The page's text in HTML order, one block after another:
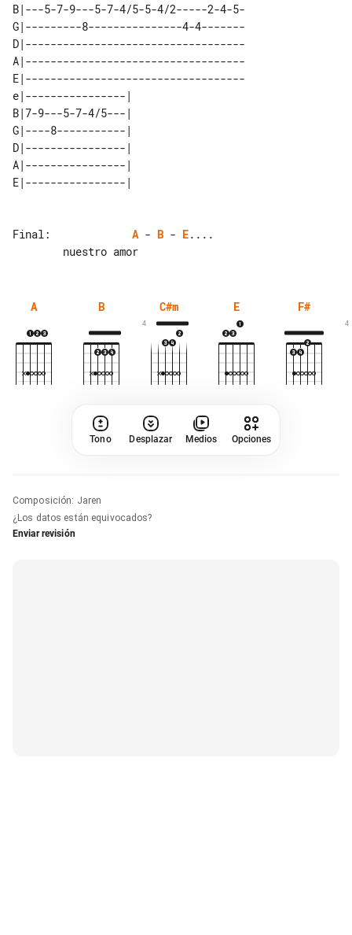
B|---5-7-9---5-7-4/5-5-4/2-----2-4-5-
G|---------8---------------4-4-------
D|-----------------------------------
A|-----------------------------------
E|-----------------------------------
e|----------------|
B|7-9---5-7-4/5---|
G|----8-----------|
D|----------------|
A|----------------|
Final: A - B - E....
A B C#m
4
E F#
4
Tono Desplazar Medios Opciones
Composición: Jaren
¿Los datos están equivocados?
Enviar revisión